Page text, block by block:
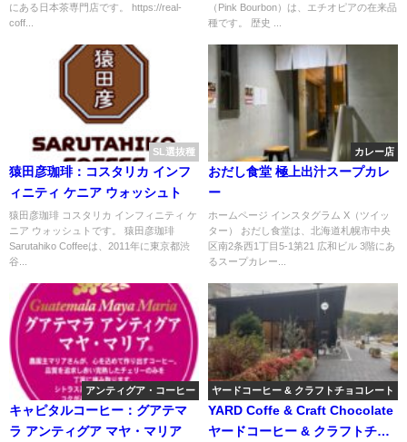
にある日本茶専門店です。 https://real-
coff...
（Pink Bourbon）は、エチオピアの在来品
種です。 歴史 ...
SL選抜種
猿田彦珈琲：コスタリカ インフ
ィニティ ケニア ウォッシュト
猿田彦珈琲 コスタリカ インフィニティ ケ
ニア ウォッシュトです。 猿田彦珈琲
Sarutahiko Coffeeは、2011年に東京都渋
谷...
カレー店
おだし食堂 極上出汁スープカレ
ー
ホームページ インスタグラム X（ツイッ
ター） おだし食堂は、北海道札幌市中央
区南2条西1丁目5-1第21 広和ビル 3階にあ
るスープカレー...
アンティグア・コーヒー
キャピタルコーヒー：グアテマ
ラ アンティグア マヤ・マリア
ヤードコーヒー & クラフトチョコレート
YARD Coffe & Craft Chocolate
ヤードコーヒー & クラフトチョ